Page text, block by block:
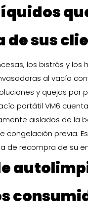
de sus
los bistrós y
al vacío
y quejas por
portátil VM6
aislados de la
congelación previa.
de recompra de su